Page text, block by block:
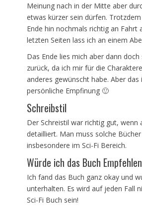
Meinung nach in der Mitte aber
etwas kürzer sein dürfen.
Ende hin nochmals richtig an Fahrt
letzten Seiten lass ich an einem
Das Ende lies mich aber dann
zurück, da ich mir für die
anderes gewünscht habe. Aber das
persönliche Empfinung 🙂
Schreibstil
Der Schreistil war richtig gut, wenn
detailliert. Man muss solche
insbesondere im Sci-Fi Bereich.
Würde ich das Buch
Ich fand das Buch ganz okay und
unterhalten. Es wird auf jeden Fall
Sci-Fi Buch sein!